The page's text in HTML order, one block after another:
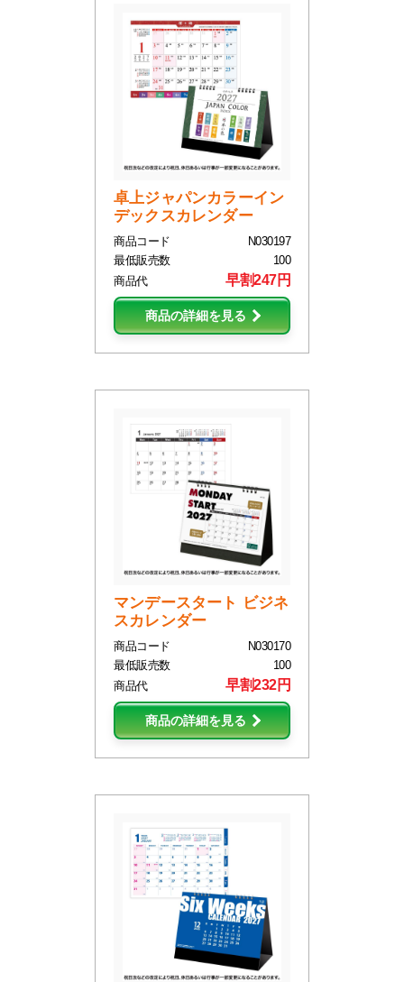
卓上ジャパンカラーイン
デックスカレンダー
商品コード
N030197
最低販売数
100
商品代
早割247円
商品の詳細を見る
マンデースタート ビジネ
スカレンダー
商品コード
N030170
最低販売数
100
商品代
早割232円
商品の詳細を見る